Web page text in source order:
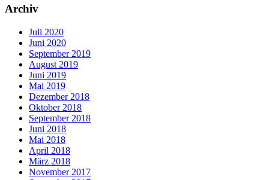
Archiv
Juli 2020
Juni 2020
September 2019
August 2019
Juni 2019
Mai 2019
Dezember 2018
Oktober 2018
September 2018
Juni 2018
Mai 2018
April 2018
März 2018
November 2017